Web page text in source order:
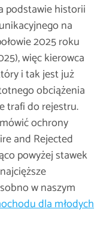
podstawie historii
na
2025 roku
więc kierowca
i tak jest już
obciążenia
trafi do rejestru.
ochrony
and Rejected
powyżej stawek
w naszym
dla młodych